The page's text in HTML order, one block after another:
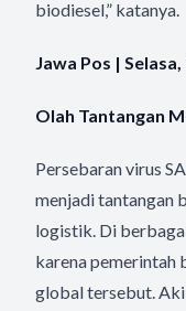
biodiesel,” katanya.
Jawa Pos |
Olah Tantangan
Persebaran virus
menjadi tantangan
logistik. Di
karena pemerintah
global tersebut.